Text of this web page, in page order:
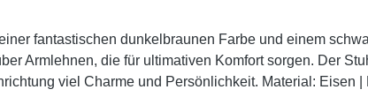
fantastischen dunkelbraunen Farbe und einem
Armlehnen, die für ultimativen Komfort sorgen. Der
viel Charme und Persönlichkeit. Material: Eisen